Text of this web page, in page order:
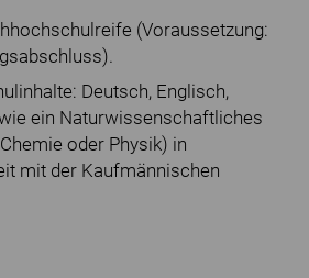
(Voraussetzung:
Deutsch, Englisch,
ein Naturwissenschaftliches
oder Physik) in
mit der Kaufmännischen